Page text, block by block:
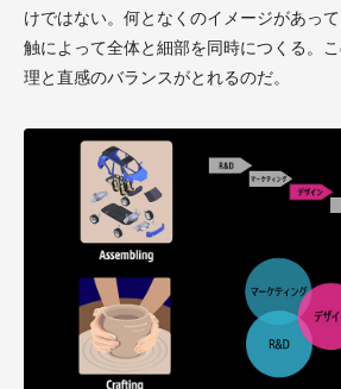
けではない。何となくのイメージがあっ
触によって全体と細部を同時につくる。
理と直感のバランスがとれるのだ。